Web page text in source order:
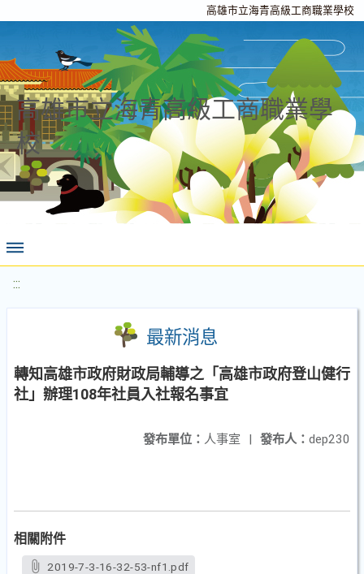
高雄市立海青高級工商職業學校
高雄市立海青高級工商職業學
校
:::
最新消息
轉知高雄市政府財政局輔導之「高雄市政府登山健行
社」辦理108年社員入社報名事宜
發布人： dep230
發布單位： 人事室 |
相關附件
2019-7-3-16-32-53-nf1.pdf